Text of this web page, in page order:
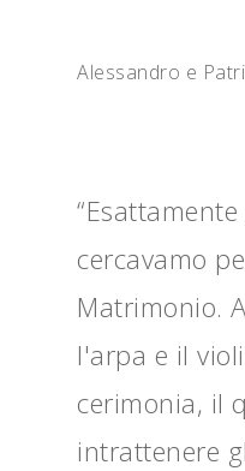
Alessandro e
cercavamo
Matrimonio.
l'arpa e il
cerimonia, il
intrattenere